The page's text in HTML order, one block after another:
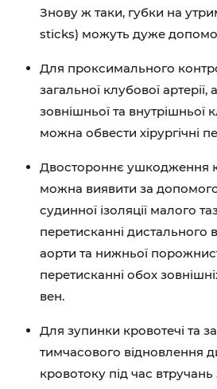
Знову ж таки, губки на
sticks) можуть дуже
Для проксимального
загальної клубової
зовнішньої та внутрішньої
можна обвести хірургічні
Двостороннє ушкодження
можна виявити за
судинної ізоляції малого
перетисканні дистального
аорти та нижньої
перетисканні обох
вен.
Для зупинки кровотечі та
тимчасового відновлення
кровотоку під час